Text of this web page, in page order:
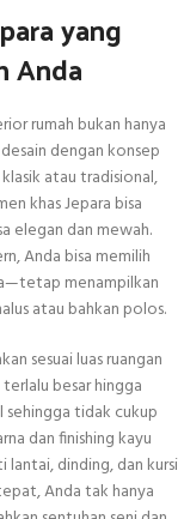
yang
Anda
rumah bukan hanya
dengan konsep
atau tradisional,
khas Jepara bisa
elegan dan mewah.
Anda bisa memilih
menampilkan
atau bahkan polos.
sesuai luas ruangan
besar hingga
tidak cukup
dan finishing kayu
lantai, dinding, dan kursi
Anda tak hanya